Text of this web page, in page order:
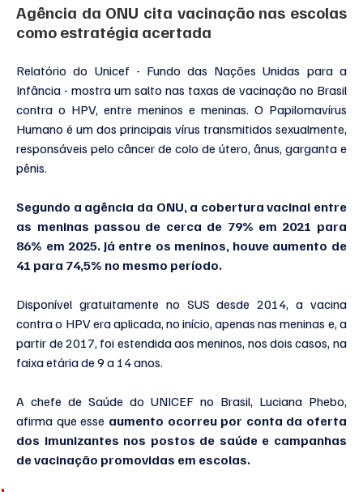
Agência da ONU cita vacinação nas escolas
como estratégia acertada
Relatório do Unicef - Fundo das Nações Unidas para a
Infância - mostra um salto nas taxas de vacinação no Brasil
contra o HPV, entre meninos e meninas. O Papilomavírus
Humano é um dos principais vírus transmitidos sexualmente,
responsáveis pelo câncer de colo de útero, ânus, garganta e
pênis.
Segundo a agência da ONU, a cobertura vacinal entre
as meninas passou de cerca de 79% em 2021 para
86% em 2025. Já entre os meninos, houve aumento de
41 para 74,5% no mesmo período.
Disponível gratuitamente no SUS desde 2014, a vacina
contra o HPV era aplicada, no início, apenas nas meninas e, a
partir de 2017, foi estendida aos meninos, nos dois casos, na
faixa etária de 9 a 14 anos.
A chefe de Saúde do UNICEF no Brasil, Luciana Phebo,
afirma que esse aumento ocorreu por conta da oferta
dos imunizantes nos postos de saúde e campanhas
de vacinação promovidas em escolas.